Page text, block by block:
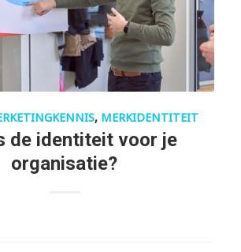
, MERKIDENTITEIT
de identiteit voor je
organisatie?